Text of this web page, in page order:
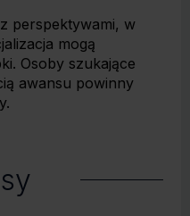
perspektywami, w
mogą
Osoby szukające
awansu powinny